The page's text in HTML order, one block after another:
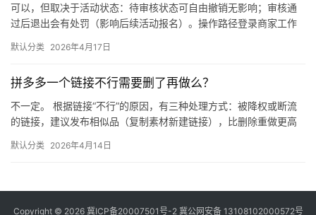
可以，但取决于活动状态：待审核状态可自由撤销无影响；审核通
过后退出会有处罚（影响后续活动报名）。操作路径登录商家工作
默认分类 2026年4月17日
拼多多一个链接不行需要删了再做么？
不一定。 根据链接“不行”的原因，有三种处理方式：被降权或断流
的链接，建议发布相似品（复制素材新建链接），比删除重做更高
市…
默认分类 2026年4月14日
Copyright © 2026 冀ICP备20007501号-2 冀公网安备 13108102000572号